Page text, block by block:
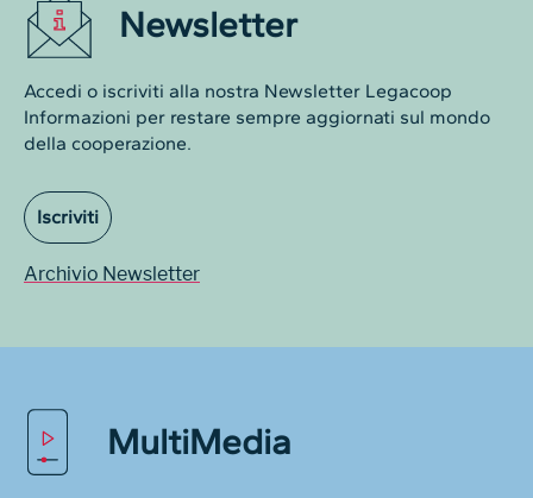
Newsletter
Accedi o iscriviti alla nostra Newsletter Legacoop
Informazioni per restare sempre aggiornati sul mondo
della cooperazione.
Iscriviti
Archivio Newsletter
MultiMedia